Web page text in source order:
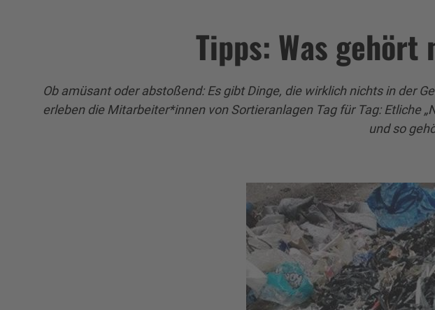
Tipps: Was gehört
Ob amüsant oder abstoßend: Es gibt Dinge, die wirklich nichts in der
erleben die Mitarbeiter*innen von Sortieranlagen Tag für Tag: Etliche
und so